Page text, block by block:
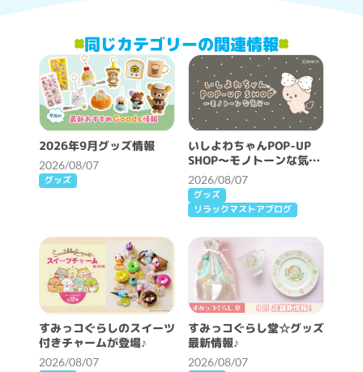
同じカテゴリーの関連情報
2026年9月グッズ情報
2026/08/07
グッズ
いしよわちゃんPOP-UP
SHOP～モノトーンな気分
～開催決定！
2026/08/07
グッズ
リラックマストアブログ
すみっコぐらしのスイーツ
付きチャームが登場♪
2026/08/07
すみっコぐらし堂☆グッズ
最新情報♪
2026/08/07